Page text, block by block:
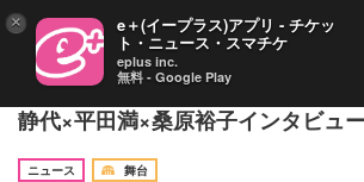
新国立劇場『ザ・ヒューマンズ─
静代×平田満×桑原裕子インタビュ
ニュース
舞台
× e＋(イープラス)アプリ - チケッ
ト・ニュース・スマチケ
eplus inc.
無料 - Google Play